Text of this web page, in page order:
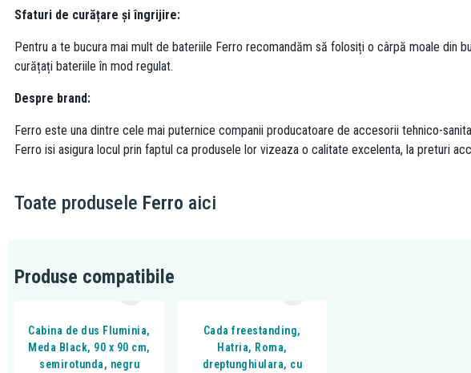
Sfaturi de curățare și îngrijire:
Pentru a te bucura mai mult de bateriile Ferro recomandăm să folosiți o cârpă moale din
curățați bateriile în mod regulat.
Despre brand:
Ferro este una dintre cele mai puternice companii producatoare de accesorii tehnico-
Ferro isi asigura locul prin faptul ca produsele lor vizeaza o calitate excelenta, la preturi
Toate produsele Ferro aici
Produse compatibile
Cabina de dus Fluminia,
Meda Black, 90 x 90 cm,
semirotunda, negru
Cada freestanding,
Hatria, Roma,
dreptunghiulara, cu